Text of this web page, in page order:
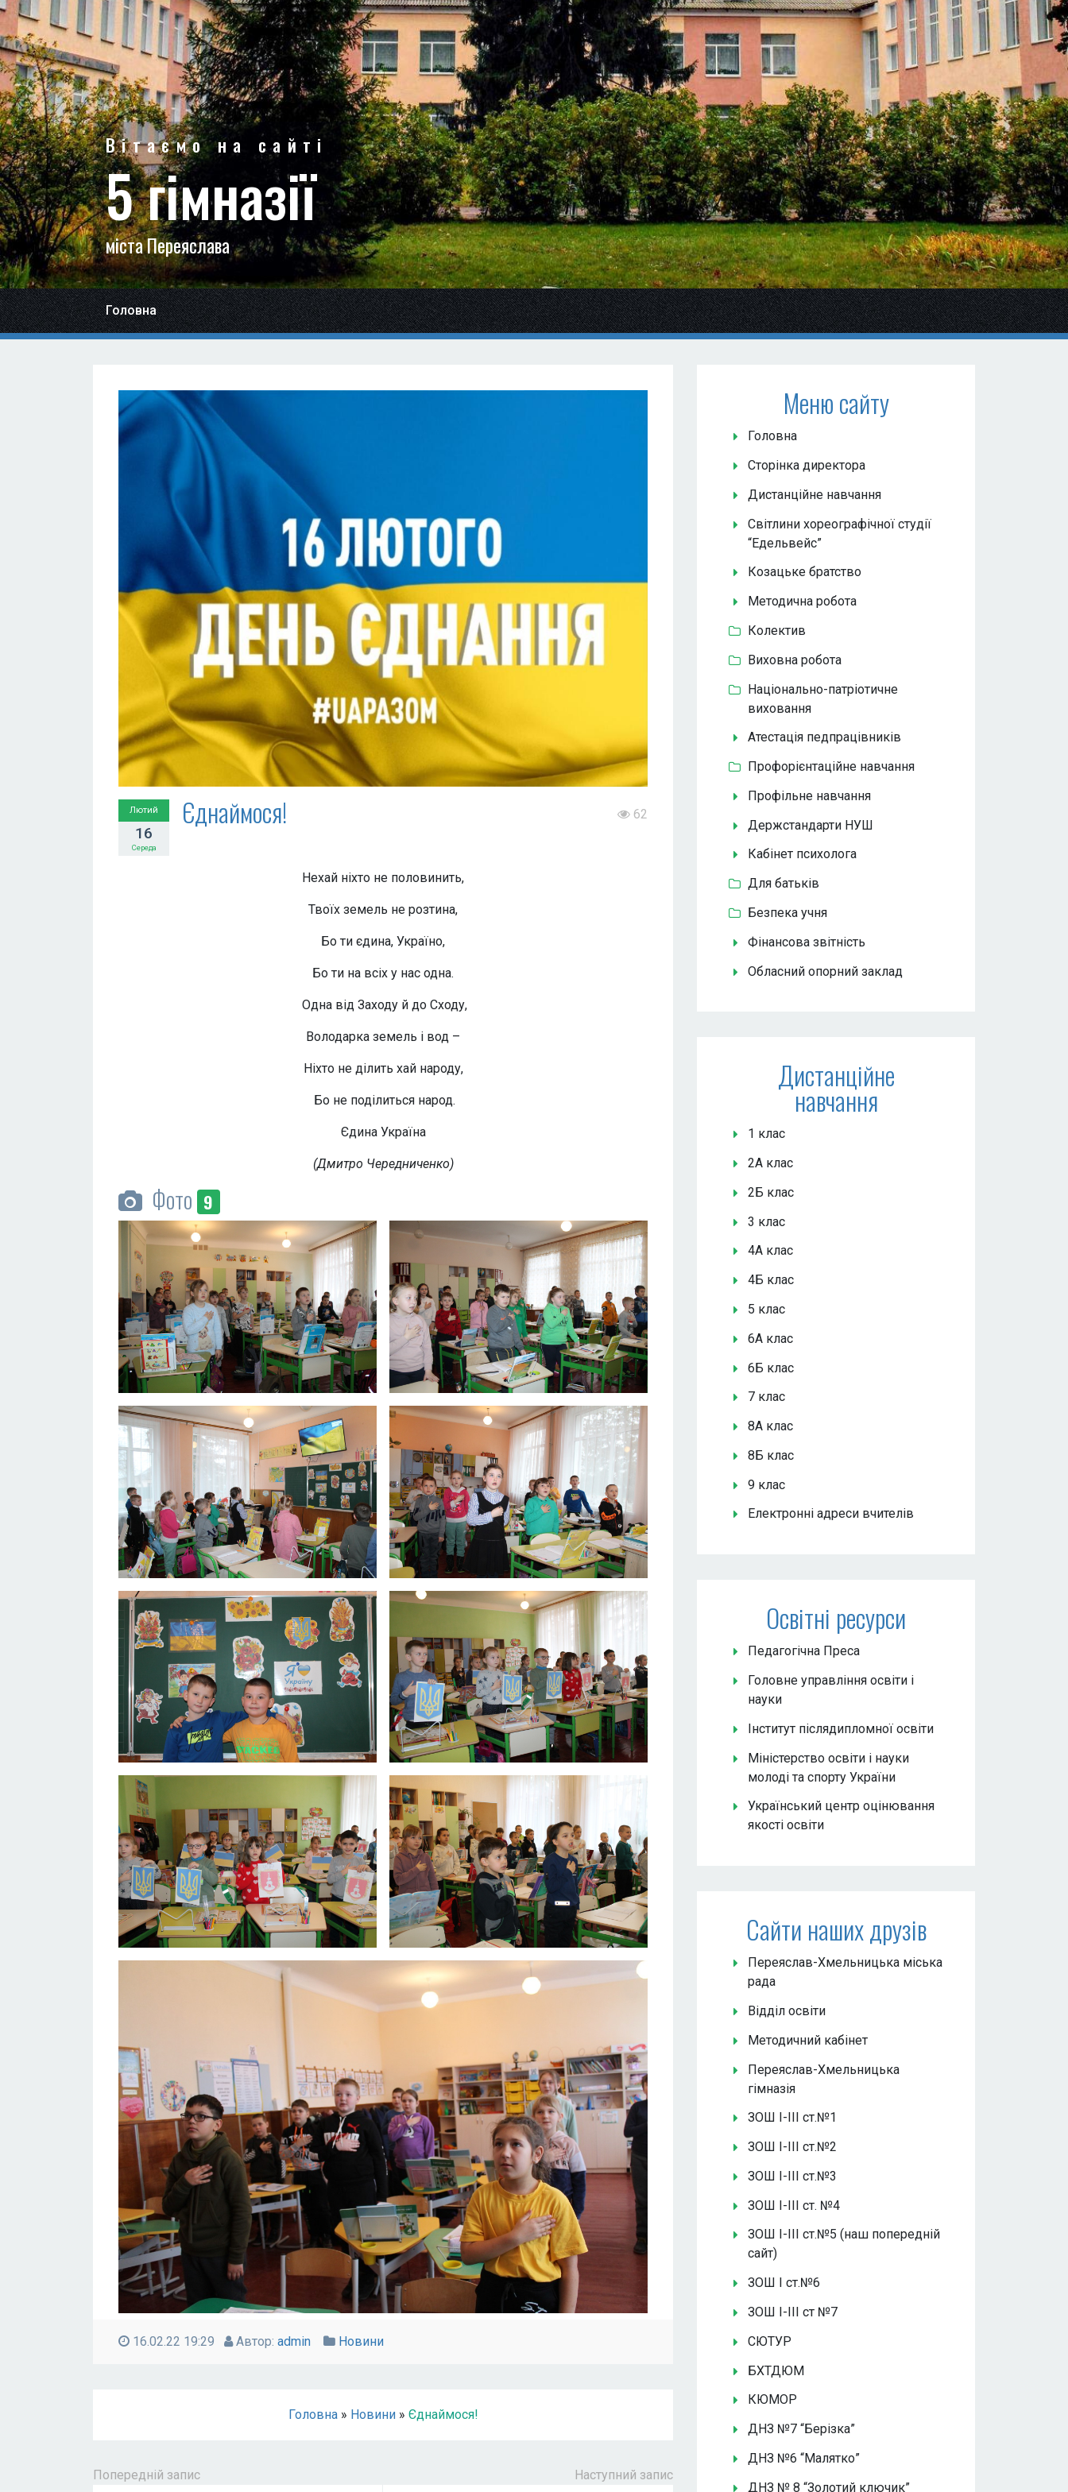
Вітаємо на сайті
5 гімназії
міста Переяслава
Головна
Лютий
16
Середа
Єднаймося! 62
Нехай ніхто не половинить,
Твоїх земель не розтина,
Бо ти єдина, Україно,
Бо ти на всіх у нас одна.
Одна від Заходу й до Сходу,
Володарка земель і вод –
Ніхто не ділить хай народу,
Бо не поділиться народ.
Єдина Україна
(Дмитро Чередниченко)
Фото 9
16.02.22 19:29 Автор: admin Новини
Головна» Новини» Єднаймося!
Попередній запис Наступний запис
Меню сайту
Головна
Сторінка директора
Дистанційне навчання
Світлини хореографічної студії
“Едельвейс”
Козацьке братство
Методична робота
Колектив
Виховна робота
Національно-патріотичне
виховання
Атестація педпрацівників
Профорієнтаційне навчання
Профільне навчання
Держстандарти НУШ
Кабінет психолога
Для батьків
Безпека учня
Фінансова звітність
Обласний опорний заклад
Дистанційне
навчання
1 клас
2А клас
2Б клас
3 клас
4А клас
4Б клас
5 клас
6А клас
6Б клас
7 клас
8А клас
8Б клас
9 клас
Електронні адреси вчителів
Освітні ресурси
Педагогічна Преса
Головне управління освіти і
науки
Інститут післядипломної освіти
Міністерство освіти і науки
молоді та спорту України
Український центр оцінювання
якості освіти
Сайти наших друзів
Переяслав-Хмельницька міська
рада
Відділ освіти
Методичний кабінет
Переяслав-Хмельницька
гімназія
ЗОШ І-ІІІ ст.№1
ЗОШ І-ІІІ ст.№2
ЗОШ І-ІІІ ст.№3
ЗОШ І-ІІІ ст. №4
ЗОШ І-ІІІ ст.№5 (наш попередній
сайт)
ЗОШ І ст.№6
ЗОШ І-ІІІ ст №7
СЮТУР
БХТДЮМ
КЮМОР
ДНЗ №7 “Берізка”
ДНЗ №6 “Малятко”
ДНЗ № 8 “Золотий ключик”